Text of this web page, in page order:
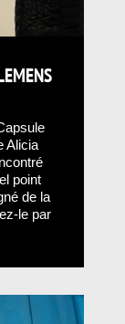
Alicia
point
de la
le par